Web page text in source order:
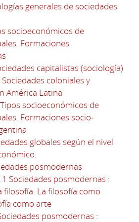
generales de sociedades
socioeconómicos de
Formaciones
capitalistas (sociología)
coloniales y
América Latina
socioeconómicos de
Formaciones socio-
globales según el nivel
posmodernas
Sociedades posmodernas :
filosofía. La filosofía como
como arte
posmodernas :